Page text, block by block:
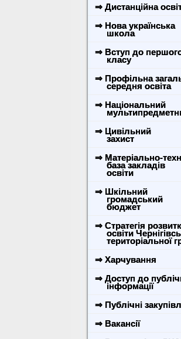
⇒ Дистанційна
⇒ Нова українська
школа
⇒ Вступ до
класу
⇒ Профільна
середня освіта
⇒ Національний
⇒ Цивільний
захист
⇒ Матеріально-
база закладів
освіти
⇒ Шкільний
громадський
бюджет
⇒ Стратегія
освіти
територіальної
⇒ Харчування
⇒ Доступ до
інформації
⇒ Публічні
⇒ Вакансії